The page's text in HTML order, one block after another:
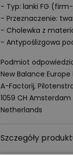
- Typ: lanki FG
- Przeznaczenie:
- Cholewka z
- Antypoślizgowa
Podmiot
New Balance Europe
A-Factorij,
1059 CH Amsterdam
Netherlands
Szczegóły